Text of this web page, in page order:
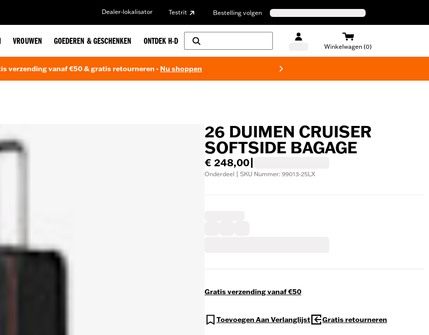
Dealer-lokalisator Testrit Bestelling volgen
VROUWEN GOEDEREN & GESCHENKEN ONTDEK H-D
Winkelwagen (0)
verzending vanaf €50 & gratis retourneren - Nu shoppen
26 DUIMEN CRUISER
SOFTSIDE BAGAGE
€ 248,00
Onderdeel | SKU Nummer: 99013-25LX
Gratis verzending vanaf €50
Toevoegen Aan Verlanglijst Gratis retourneren